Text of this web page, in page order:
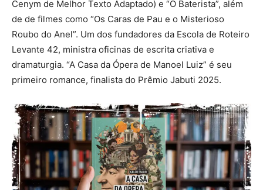
Cenym de Melhor Texto Adaptado) e “O Baterista”, além
de de filmes como “Os Caras de Pau e o Misterioso
Roubo do Anel”. Um dos fundadores da Escola de Roteiro
Levante 42, ministra oficinas de escrita criativa e
dramaturgia. “A Casa da Ópera de Manoel Luiz” é seu
primeiro romance, finalista do Prêmio Jabuti 2025.